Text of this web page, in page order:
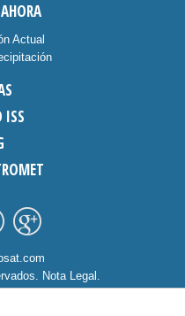
Actual
ISS
Nota Legal .